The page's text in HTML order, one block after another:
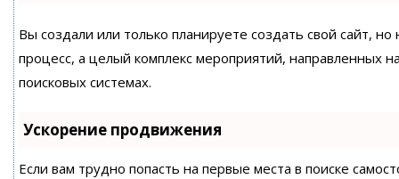
Вы создали или только планируете создать свой сайт,
процесс, а целый комплекс мероприятий, направленных
поисковых системах.
Ускорение продвижения
Если вам трудно попасть на первые места в поиске